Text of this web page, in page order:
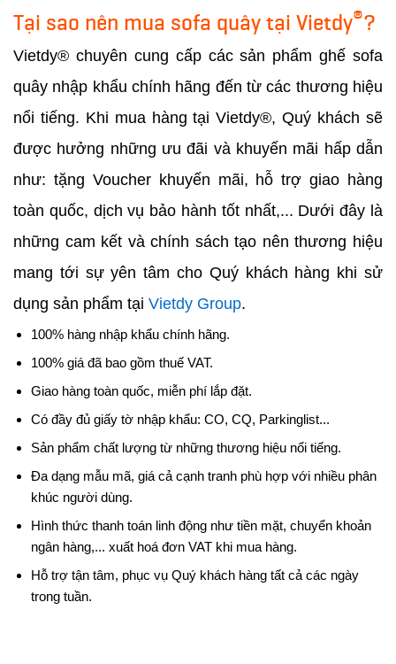
Tại sao nên mua sofa quây tại Vietdy®?
Vietdy® chuyên cung cấp các sản phẩm ghế sofa
quây nhập khẩu chính hãng đến từ các thương hiệu
nổi tiếng. Khi mua hàng tại Vietdy®, Quý khách sẽ
được hưởng những ưu đãi và khuyến mãi hấp dẫn
như: tặng Voucher khuyến mãi, hỗ trợ giao hàng
toàn quốc, dịch vụ bảo hành tốt nhất,... Dưới đây là
những cam kết và chính sách tạo nên thương hiệu
mang tới sự yên tâm cho Quý khách hàng khi sử
dụng sản phẩm tại Vietdy Group.
100% hàng nhập khẩu chính hãng.
100% giá đã bao gồm thuế VAT.
Giao hàng toàn quốc, miễn phí lắp đặt.
Có đầy đủ giấy tờ nhập khẩu: CO, CQ, Parkinglist...
Sản phẩm chất lượng từ những thương hiệu nổi tiếng.
Đa dạng mẫu mã, giá cả cạnh tranh phù hợp với nhiều phân
khúc người dùng.
Hình thức thanh toán linh động như tiền mặt, chuyển khoản
ngân hàng,... xuất hoá đơn VAT khi mua hàng.
Hỗ trợ tận tâm, phục vụ Quý khách hàng tất cả các ngày
trong tuần.